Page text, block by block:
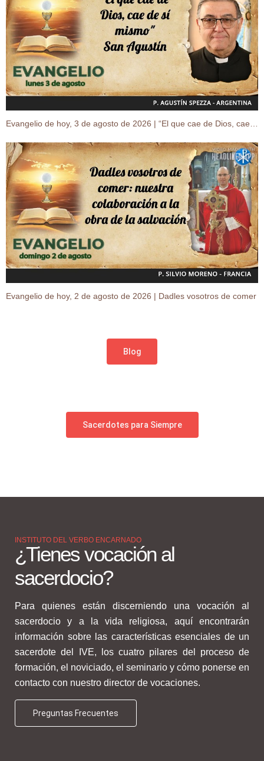
Evangelio de hoy, 2 de agosto de 2026 | Dadles vosotros de comer
Blog
Sacerdotes para Siempre
INSTITUTO DEL VERBO ENCARNADO
¿Tienes vocación al
sacerdocio?
Para quienes están discerniendo una vocación al
sacerdocio y a la vida religiosa, aquí encontrarán
información sobre las características esenciales de un
sacerdote del IVE, los cuatro pilares del proceso de
formación, el noviciado, el seminario y cómo ponerse en
contacto con nuestro director de vocaciones.
Preguntas Frecuentes